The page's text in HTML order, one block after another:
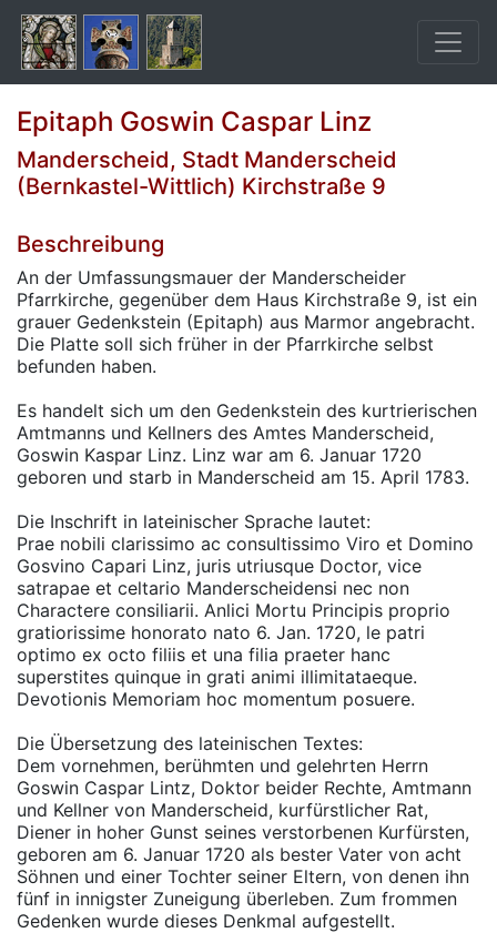
Epitaph Goswin Caspar Linz
Manderscheid, Stadt Manderscheid
(Bernkastel-Wittlich) Kirchstraße 9
Beschreibung
An der Umfassungsmauer der Manderscheider
Pfarrkirche, gegenüber dem Haus Kirchstraße 9, ist ein
grauer Gedenkstein (Epitaph) aus Marmor angebracht.
Die Platte soll sich früher in der Pfarrkirche selbst
befunden haben.
Es handelt sich um den Gedenkstein des kurtrierischen
Amtmanns und Kellners des Amtes Manderscheid,
Goswin Kaspar Linz. Linz war am 6. Januar 1720
geboren und starb in Manderscheid am 15. April 1783.
Die Inschrift in lateinischer Sprache lautet:
Prae nobili clarissimo ac consultissimo Viro et Domino
Gosvino Capari Linz, juris utriusque Doctor, vice
satrapae et celtario Manderscheidensi nec non
Charactere consiliarii. Anlici Mortu Principis proprio
gratiorissime honorato nato 6. Jan. 1720, le patri
optimo ex octo filiis et una filia praeter hanc
superstites quinque in grati animi illimitataeque.
Devotionis Memoriam hoc momentum posuere.
Die Übersetzung des lateinischen Textes:
Dem vornehmen, berühmten und gelehrten Herrn
Goswin Caspar Lintz, Doktor beider Rechte, Amtmann
und Kellner von Manderscheid, kurfürstlicher Rat,
Diener in hoher Gunst seines verstorbenen Kurfürsten,
geboren am 6. Januar 1720 als bester Vater von acht
Söhnen und einer Tochter seiner Eltern, von denen ihn
fünf in innigster Zuneigung überleben. Zum frommen
Gedenken wurde dieses Denkmal aufgestellt.